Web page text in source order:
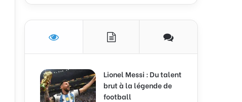
Lionel Messi : Du talent
brut à la légende de
football